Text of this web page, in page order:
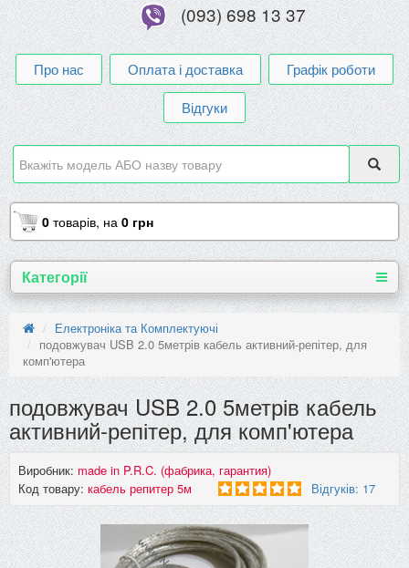
(093) 698 13 37
Про нас Оплата і доставка
Графік роботи
Відгуки
0 товарів, на 0 грн
Категорії
Електроніка та Комплектуючі
подовжувач USB 2.0 5метрів кабель активний-репітер, для
комп'ютера
подовжувач USB 2.0 5метрів кабель
активний-репітер, для комп'ютера
Виробник: made in P.R.C. (фабрика, гарантия)
Код товару: кабель репитер 5м Відгуків: 17